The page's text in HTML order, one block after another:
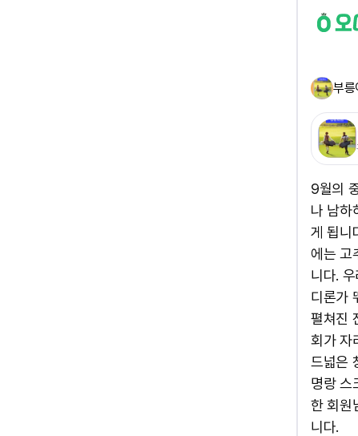
부
9월의
나 남하
게 됩니
에는 고
니다.
디론가
펼쳐진
회가 자
드넓은
명랑 스
한 회원
니다.